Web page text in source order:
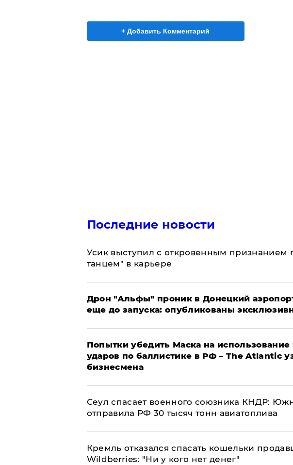
+ Добавить Комментарий
Последние новости
Усик выступил с откровенным признанием
танцем" в карьере
Дрон "Альфы" проник в Донецкий
еще до запуска: опубликованы
Попытки убедить Маска на
ударов по баллистике в РФ – The Atlantic
бизнесмена
​Сеул спасает военного союзника КНДР:
отправила РФ 30 тысяч тонн авиатоплива
Кремль отказался спасать кошельки
Wildberries: "Ни у кого нет денег"